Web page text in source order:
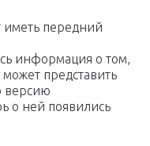
передний
информация о том,
представить
версию
о ней появились